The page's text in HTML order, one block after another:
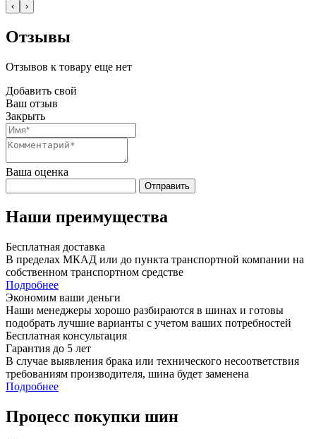
‹ ›
Отзывы
Отзывов к товару еще нет
Добавить свой
Ваш отзыв
Закрыть
Ваша оценка
Отправить
Наши преимущества
Бесплатная доставка
В пределах МКАД или до пункта транспортной компании на
собственном транспортном средстве
Подробнее
Экономим ваши деньги
Наши менеджеры хорошо разбираются в шинах и готовы
подобрать лучшие варианты с учетом ваших потребностей
Бесплатная консультация
Гарантия до 5 лет
В случае выявления брака или технического несоответствия
требованиям производителя, шина будет заменена
Подробнее
Процесс покупки шин